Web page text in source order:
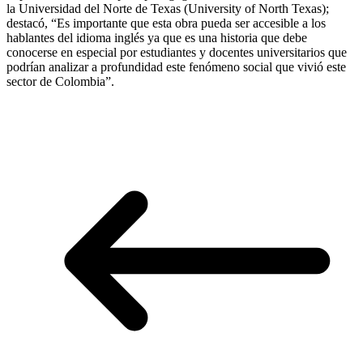
la Universidad del Norte de Texas (University of North Texas);
destacó, “Es importante que esta obra pueda ser accesible a los
hablantes del idioma inglés ya que es una historia que debe
conocerse en especial por estudiantes y docentes universitarios que
podrían analizar a profundidad este fenómeno social que vivió este
sector de Colombia”.